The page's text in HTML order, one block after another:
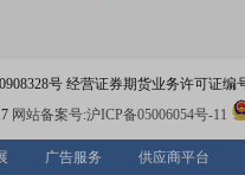
号 经营证券期货业务许可证编
网站备案号:沪ICP备05006054号-11
广告服务 供应商平台